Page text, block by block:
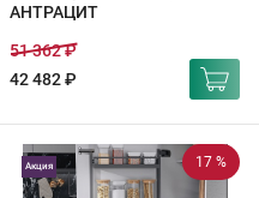
АНТРАЦИТ
42 482 ₽
51 362 ₽
17 %
Акция